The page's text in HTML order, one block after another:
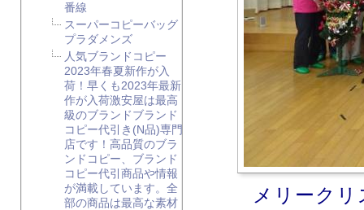
メリーク
番線
スーパーコピーバッグ
プラダメンズ
人気ブランドコピー
2023年春夏新作が入
荷！早くも2023年最新
作が入荷激安屋は最高
級のブランドブランド
コピー代引き(N品)専門
店です！高品質のブラ
ンドコピー、ブランド
コピー代引商品や情報
が満載しています。全
部の商品は最高な素材